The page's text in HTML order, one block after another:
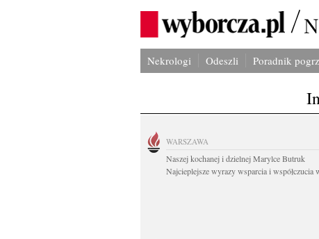
Nekrologi Odeszli Poradnik
WARSZAWA
Naszej kochanej i dzielnej Marylce Butruk
Najcieplejsze wyrazy wsparcia i współczucia